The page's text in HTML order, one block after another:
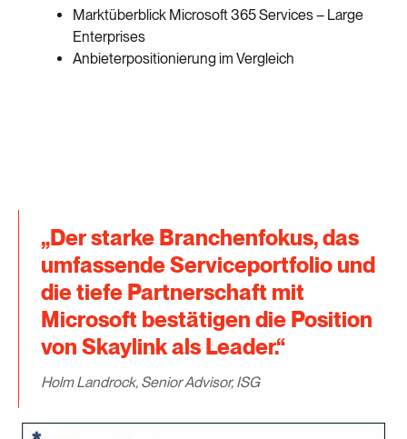
Marktüberblick Microsoft 365 Services – Large
Enterprises
Anbieterpositionierung im Vergleich
„Der starke Branchenfokus, das
umfassende Serviceportfolio und
die tiefe Partnerschaft mit
Microsoft bestätigen die Position
von Skaylink als Leader.“
Holm Landrock, Senior Advisor, ISG